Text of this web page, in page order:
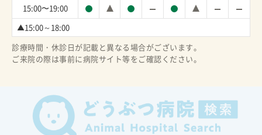
15:00〜19:00
▲15:00～18:00
診療時間・休診日が記載と異なる場合がございます。
ご来院の際は事前に病院サイト等をご確認ください。